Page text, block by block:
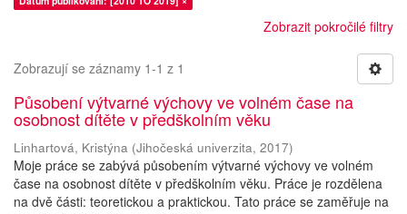
Zobrazit pokročilé filtry
Zobrazují se záznamy 1-1 z 1
Působení výtvarné výchovy ve volném čase na
osobnost dítěte v předškolním věku
Linhartová, Kristýna (Jihočeská univerzita, 2017)
Moje práce se zabývá působením výtvarné výchovy ve volném
čase na osobnost dítěte v předškolním věku. Práce je rozdělena
na dvě části: teoretickou a praktickou. Tato práce se zaměřuje na